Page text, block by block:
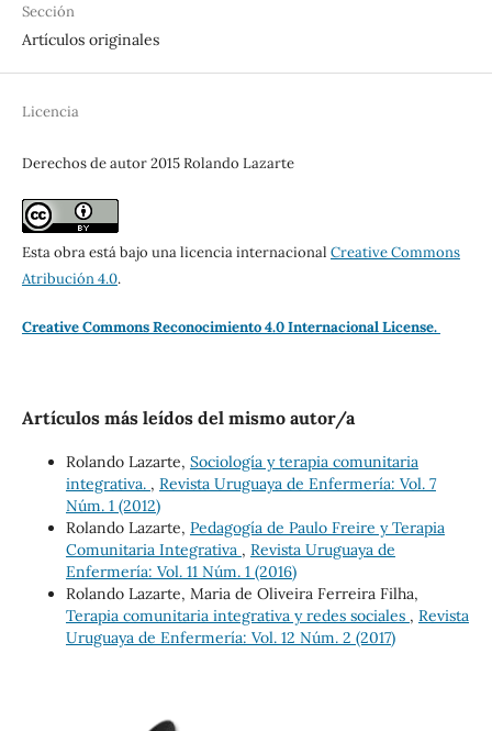
Sección
Artículos originales
Licencia
Derechos de autor 2015 Rolando Lazarte
Esta obra está bajo una licencia internacional Creative Commons
Atribución 4.0.
Creative Commons Reconocimiento 4.0 Internacional License.
Artículos más leídos del mismo autor/a
Rolando Lazarte, Sociología y terapia comunitaria
integrativa. , Revista Uruguaya de Enfermería: Vol. 7
Núm. 1 (2012)
Rolando Lazarte, Pedagogía de Paulo Freire y Terapia
Comunitaria Integrativa , Revista Uruguaya de
Enfermería: Vol. 11 Núm. 1 (2016)
Rolando Lazarte, Maria de Oliveira Ferreira Filha,
Terapia comunitaria integrativa y redes sociales , Revista
Uruguaya de Enfermería: Vol. 12 Núm. 2 (2017)